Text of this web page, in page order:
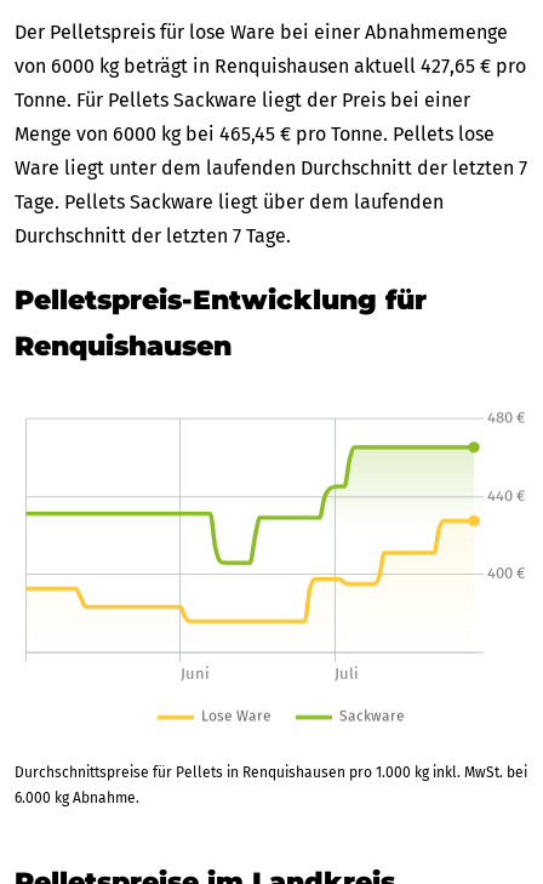
Der Pelletspreis für lose Ware bei einer Abnahmemenge
von 6000 kg beträgt in Renquishausen aktuell 427,65 € pro
Tonne. Für Pellets Sackware liegt der Preis bei einer
Menge von 6000 kg bei 465,45 € pro Tonne. Pellets lose
Ware liegt unter dem laufenden Durchschnitt der letzten 7
Tage. Pellets Sackware liegt über dem laufenden
Durchschnitt der letzten 7 Tage.
Pelletspreis-Entwicklung für
Renquishausen
Durchschnittspreise für Pellets in Renquishausen pro 1.000 kg inkl. MwSt. bei
6.000 kg Abnahme.